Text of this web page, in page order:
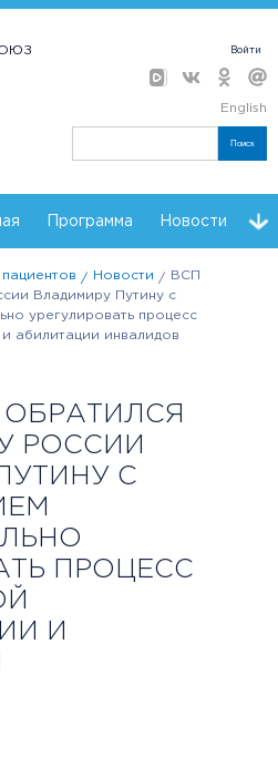
Войти
English
Поиск
Программа Новости
Каталог НКО
Проекты НКО
Новости
ВСП
Владимиру Путину с
урегулировать процесс
абилитации инвалидов
ОБРАТИЛСЯ
РОССИИ
С
ПРОЦЕСС
И